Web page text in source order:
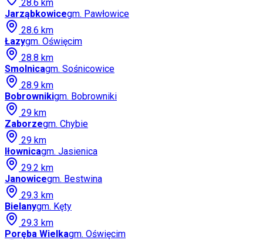
28.6 km
Jarząbkowicegm. Pawłowice
28.6 km
Łazygm. Oświęcim
28.8 km
Smolnicagm. Sośnicowice
28.9 km
Bobrownikigm. Bobrowniki
29 km
Zaborzegm. Chybie
29 km
Iłownicagm. Jasienica
29.2 km
Janowicegm. Bestwina
29.3 km
Bielanygm. Kęty
29.3 km
Poręba Wielkagm. Oświęcim